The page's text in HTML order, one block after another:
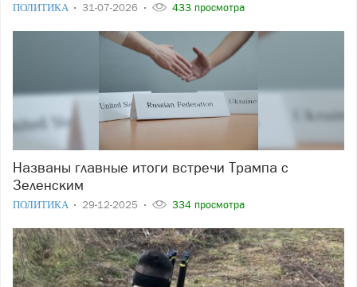
ПОЛИТИКА 31-07-2026 433 просмотра
Названы главные итоги встречи Трампа с
Зеленским
ПОЛИТИКА 29-12-2025 334 просмотра